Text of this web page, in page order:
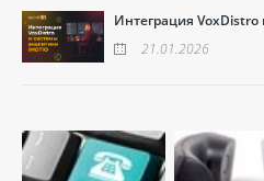
Интеграция
21.01.2026